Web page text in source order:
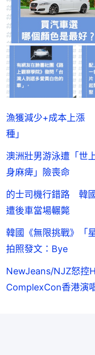
漁獲減少+成本上漲
種」
澳洲壯男游泳遭「世
身麻痺」險喪命
的士司機行錯路 韓
遭後車當場輾斃
韓國《無限挑戰》「
拍照發文：Bye
NewJeans/NJZ怒控
ComplexCon香港演